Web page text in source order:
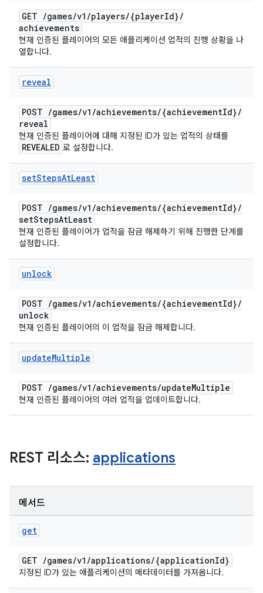
GET /games/v1 /players/{playerId}/
achievements
현재 인증된 플레이어의 모든 애플리케이션 업적의 진행 상황을 나
열합니다.
reveal
POST /games/v1 /achievements/{achievementId}/
reveal
현재 인증된 플레이어에 대해 지정된 ID가 있는 업적의 상태를
REVEALED 로 설정합니다.
setStepsAtLeast
POST /games/v1 /achievements/{achievementId}/
setStepsAtLeast
현재 인증된 플레이어가 업적을 잠금 해제하기 위해 진행한 단계를
설정합니다.
unlock
POST /games/v1 /achievements/{achievementId}/
unlock
현재 인증된 플레이어의 이 업적을 잠금 해제합니다.
updateMultiple
POST /games/v1 /achievements/updateMultiple
현재 인증된 플레이어의 여러 업적을 업데이트합니다.
REST 리소스: applications
메서드
get
GET /games/v1 /applications/{applicationId}
지정된 ID가 있는 애플리케이션의 메타데이터를 가져옵니다.